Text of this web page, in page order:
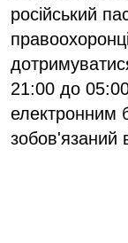
російський
21:00 до
електронним
зобов'язаний